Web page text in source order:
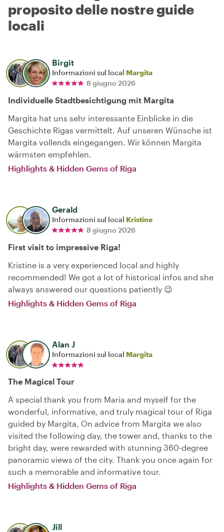
proposito delle nostre guide
locali
Birgit
Informazioni sul local Margita
8 giugno 2026
Individuelle Stadtbesichtigung mit Margita
Margita hat uns sehr interessante Einblicke in die
Geschichte Rīgas vermittelt. Auf unseren Wünsche ist
Margita vollends eingegangen. Wir können Margita
wärmsten empfehlen.
Highlights & Hidden Gems of Riga
Gerald
Informazioni sul local Kristine
8 giugno 2026
First visit to impressive Riga!
Kristine is a very experienced local and highly
recommended! We got a lot of historical infos and she
always answered our questions patiently 😉
Highlights & Hidden Gems of Riga
Alan J
Informazioni sul local Margita
The Magicsl Tour
A special thank you from Maria and myself for the
wonderful, informative, and truly magical tour of Riga
guided by Margita, On advice from Margita we also
visited the following day, the tower and, thanks to the
bright day, were rewarded with stunning 360-degree
panoramic views of the city. Thank you once again for
such a memorable and informative tour.
Highlights & Hidden Gems of Riga
Jill